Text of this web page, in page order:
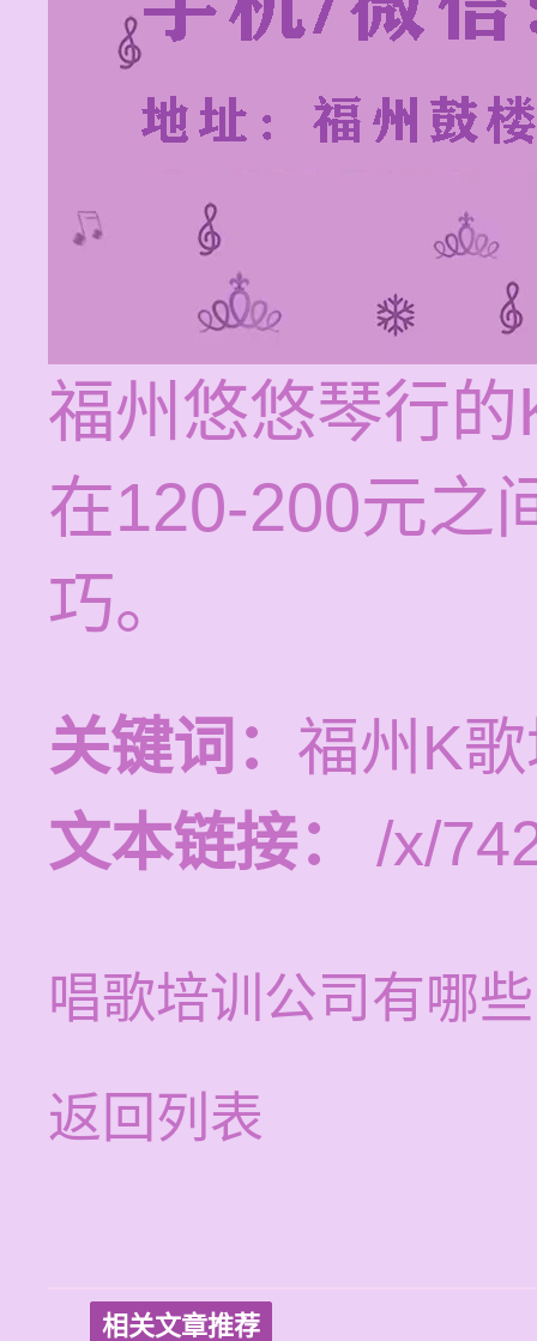
福州悠悠琴行
在120-200元之
巧。
关键词： 福州K
文本链接：
/x/
唱歌培训公司有哪些
返回列表
相关文章推荐